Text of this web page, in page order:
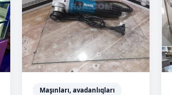
Maşınları, avadanlıqları